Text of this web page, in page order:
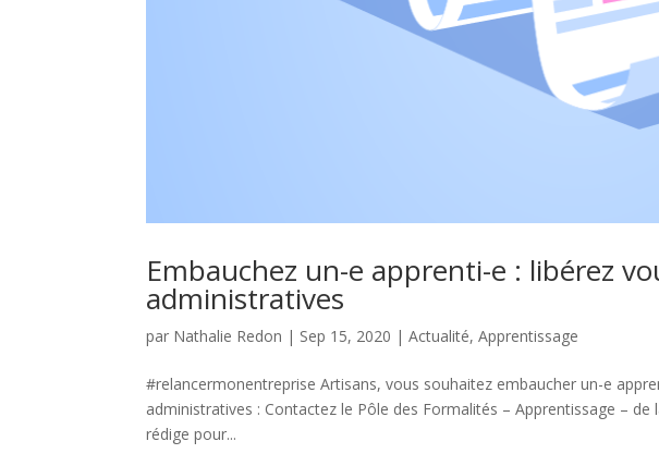
Embauchez un-e apprenti-e : libérez
administratives
par Nathalie Redon | Sep 15, 2020 |Actualité,Apprentissage
#relancermonentreprise Artisans, vous souhaitez embaucher un-e
administratives : Contactez le Pôle des Formalités – Apprentissage –
rédige pour...